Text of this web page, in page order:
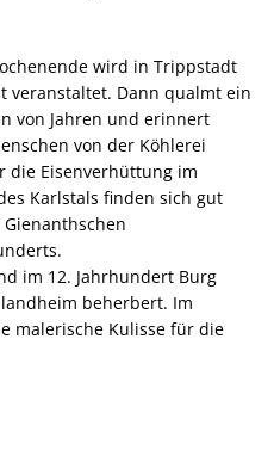
wird in Trippstadt
veranstaltet. Dann qualmt ein
von Jahren und erinnert
von der Köhlerei
die Eisenverhüttung im
Karlstals finden sich gut
im 12. Jahrhundert Burg
beherbert. Im
malerische Kulisse für die